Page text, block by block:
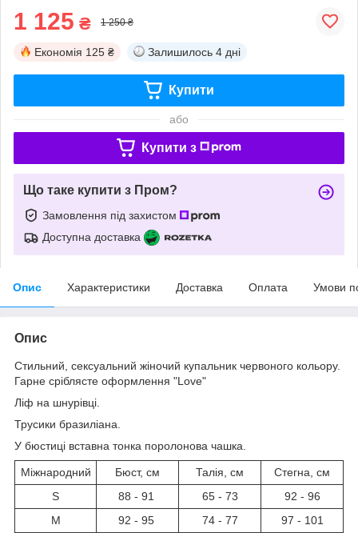
1 125 ₴ 1 250 ₴
Економія 125 ₴ Залишилось 4 дні
Купити
або
Купити з
Що таке купити з Пром?
Замовлення під захистом
Доступна доставка
Опис Характеристики Доставка Оплата Умови
Опис
Стильний, сексуальний жіночий купальник червоного кольору.
Гарне сріблясте оформлення "Love"
Ліф на шнурівці.
Трусики бразиліана.
У бюстиці вставна тонка поролонова чашка.
Міжнародний Бюст, см Талія, см
Стегна, см
S
88 - 91 65 - 73
92 - 96
М
92 - 95 74 - 77
97 - 101